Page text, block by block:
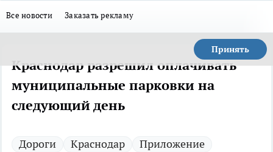
Все новости Заказать рекламу
Принять
Краснодар разрешил оплачивать
муниципальные парковки на
следующий день
Дороги Краснодар
Приложение